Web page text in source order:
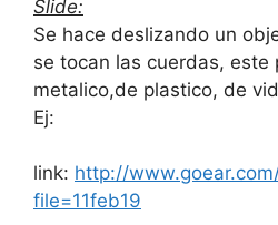
Slide:
Se hace deslizando un
se tocan las cuerdas, este
metalico,de plastico, de
Ej:
link: http://
file=11feb19